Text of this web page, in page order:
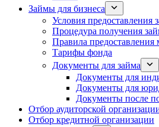
Займы для бизнеса
Условия предоставления
Процедура получения
Правила предоставления
Тарифы фонда
Документы для займа
Документы для
Документы для
Документы после
Отбор аудиторской
Отбор кредитной организации